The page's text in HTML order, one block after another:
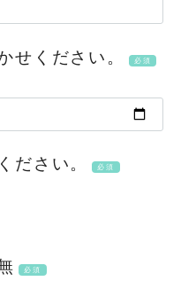
せください。 必須
ださい。 必須
必須